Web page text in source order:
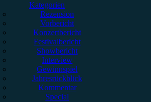
Kategorien
Rezension
Vorbericht
Konzertbericht
Festivalbericht
Showbericht
Interview
Gewinnspiel
Jahresrückblick
Kommentar
Special